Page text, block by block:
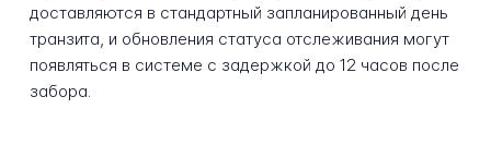
доставляются в стандартный запланированный день
транзита, и обновления статуса отслеживания могут
появляться в системе с задержкой до 12 часов после
забора.